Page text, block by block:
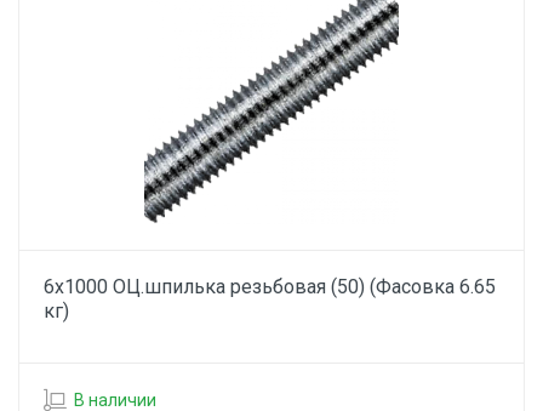
6х1000 ОЦ.шпилька резьбовая (50) (Фасовка 6.65
кг)
В наличии